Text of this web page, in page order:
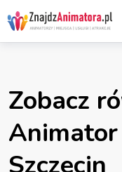
Skip
to
content
Zobacz